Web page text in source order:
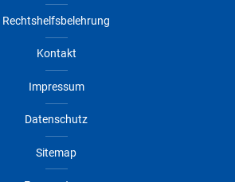
Rechtshelfsbelehrung
Kontakt
Impressum
Datenschutz
Sitemap